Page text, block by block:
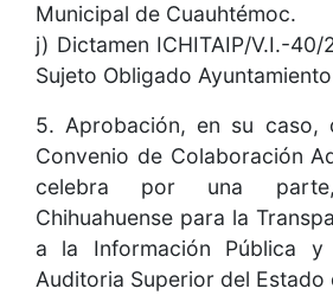
Municipal de Cuauhtémoc.
j) Dictamen ICHITAIP/V.I.-
Sujeto Obligado
5. Aprobación, en su caso,
Convenio de Colaboración
celebra por una
Chihuahuense para la
a la Información Pública
Auditoria Superior del Estado